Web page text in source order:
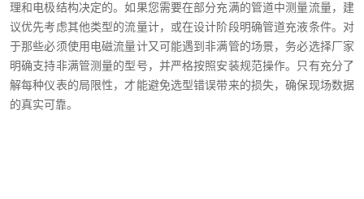
理和电极结构决定的。如果您需要在部分充满的管道中测量流量，建
议优先考虑其他类型的流量计，或在设计阶段明确管道充液条件。对
于那些必须使用电磁流量计又可能遇到非满管的场景，务必选择厂家
明确支持非满管测量的型号，并严格按照安装规范操作。只有充分了
解每种仪表的局限性，才能避免选型错误带来的损失，确保现场数据
的真实可靠。